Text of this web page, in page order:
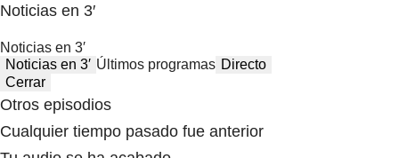
Noticias en 3′
Noticias en 3′
Noticias en 3′ Últimos programas Directo
Cerrar
Otros episodios
Cualquier tiempo pasado fue anterior